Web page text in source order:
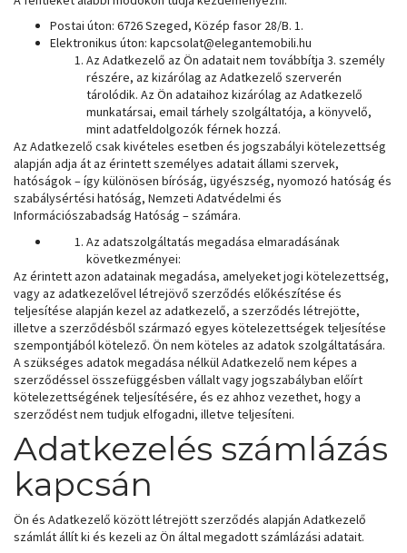
Postai úton: 6726 Szeged, Közép fasor 28/B. 1.
Elektronikus úton: kapcsolat@elegantemobili.hu
Az Adatkezelő az Ön adatait nem továbbítja 3. személy
részére, az kizárólag az Adatkezelő szerverén
tárolódik. Az Ön adataihoz kizárólag az Adatkezelő
munkatársai, email tárhely szolgáltatója, a könyvelő,
mint adatfeldolgozók férnek hozzá.
Az Adatkezelő csak kivételes esetben és jogszabályi kötelezettség
alapján adja át az érintett személyes adatait állami szervek,
hatóságok – így különösen bíróság, ügyészség, nyomozó hatóság és
szabálysértési hatóság, Nemzeti Adatvédelmi és
Információszabadság Hatóság – számára.
Az adatszolgáltatás megadása elmaradásának
következményei:
Az érintett azon adatainak megadása, amelyeket jogi kötelezettség,
vagy az adatkezelővel létrejövő szerződés előkészítése és
teljesítése alapján kezel az adatkezelő, a szerződés létrejötte,
illetve a szerződésből származó egyes kötelezettségek teljesítése
szempontjából kötelező. Ön nem köteles az adatok szolgáltatására.
A szükséges adatok megadása nélkül Adatkezelő nem képes a
szerződéssel összefüggésben vállalt vagy jogszabályban előírt
kötelezettségének teljesítésére, és ez ahhoz vezethet, hogy a
szerződést nem tudjuk elfogadni, illetve teljesíteni.
Adatkezelés számlázás
kapcsán
Ön és Adatkezelő között létrejött szerződés alapján Adatkezelő
számlát állít ki és kezeli az Ön által megadott számlázási adatait.